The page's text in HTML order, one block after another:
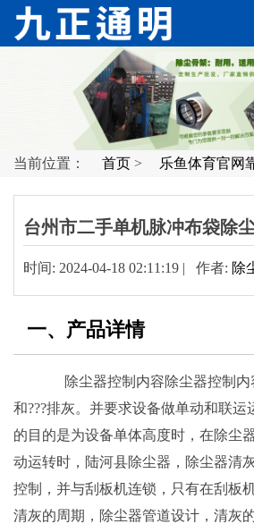
当前位置： 首页 > 乐鱼体育官网
台州市二手单机脉冲布袋除
时间: 2024-04-18 02:11:19 | 作者: 除
一、产品详情
除尘器控制内容除尘器控制内
和???排灰。并要求设备做单动和联运
的目的是为设备单体高度时，在除尘
动运转时，陆河县除尘器，除尘器清
控制，并与刮板机连锁，只有在刮板
清灰的周期，除尘器管道设计，清灰